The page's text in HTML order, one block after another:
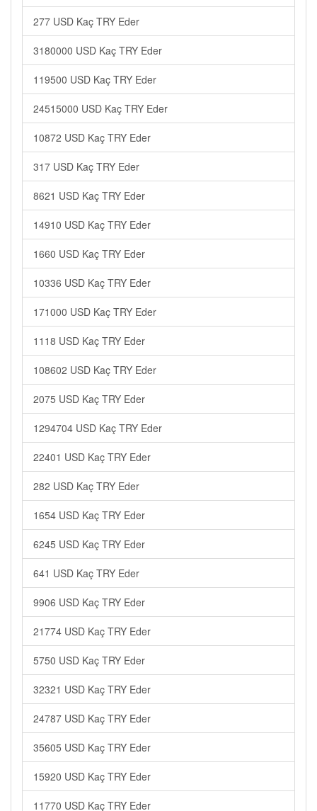
277 USD Kaç TRY Eder
3180000 USD Kaç TRY Eder
119500 USD Kaç TRY Eder
24515000 USD Kaç TRY Eder
10872 USD Kaç TRY Eder
317 USD Kaç TRY Eder
8621 USD Kaç TRY Eder
14910 USD Kaç TRY Eder
1660 USD Kaç TRY Eder
10336 USD Kaç TRY Eder
171000 USD Kaç TRY Eder
1118 USD Kaç TRY Eder
108602 USD Kaç TRY Eder
2075 USD Kaç TRY Eder
1294704 USD Kaç TRY Eder
22401 USD Kaç TRY Eder
282 USD Kaç TRY Eder
1654 USD Kaç TRY Eder
6245 USD Kaç TRY Eder
641 USD Kaç TRY Eder
9906 USD Kaç TRY Eder
21774 USD Kaç TRY Eder
5750 USD Kaç TRY Eder
32321 USD Kaç TRY Eder
24787 USD Kaç TRY Eder
35605 USD Kaç TRY Eder
15920 USD Kaç TRY Eder
11770 USD Kaç TRY Eder